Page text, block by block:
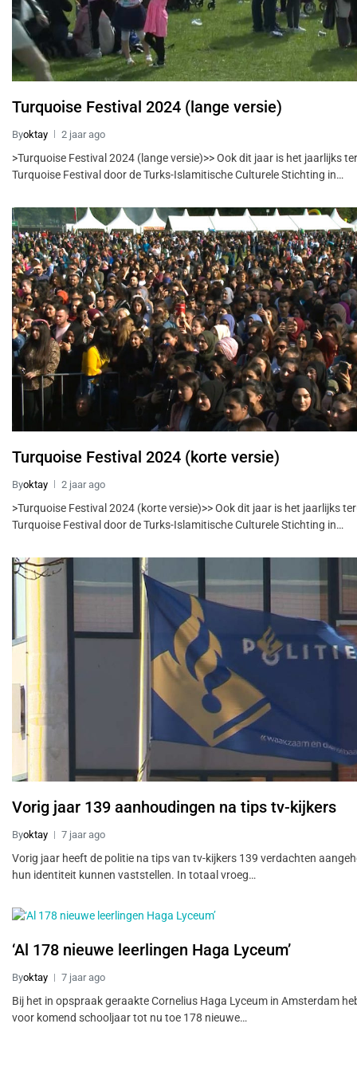
Turquoise Festival 2024 (lange versie)
Byoktay 2 jaar ago
>Turquoise Festival 2024 (lange versie)>> Ook dit jaar is het jaarlijks
Turquoise Festival door de Turks-Islamitische Culturele Stichting in…
Turquoise Festival 2024 (korte versie)
Byoktay 2 jaar ago
>Turquoise Festival 2024 (korte versie)>> Ook dit jaar is het jaarlijks
Turquoise Festival door de Turks-Islamitische Culturele Stichting in…
Vorig jaar 139 aanhoudingen na tips tv-kijkers
Byoktay 7 jaar ago
Vorig jaar heeft de politie na tips van tv-kijkers 139 verdachten
hun identiteit kunnen vaststellen. In totaal vroeg…
‘Al 178 nieuwe leerlingen Haga Lyceum’
Byoktay 7 jaar ago
Bij het in opspraak geraakte Cornelius Haga Lyceum in Amsterdam
voor komend schooljaar tot nu toe 178 nieuwe…